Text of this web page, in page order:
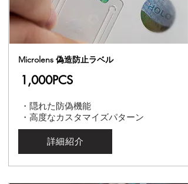
Microlens 偽造防止ラベル
1,000PCS
・隠れた防偽機能
・高度なカスタマイズパターン
詳細紹介